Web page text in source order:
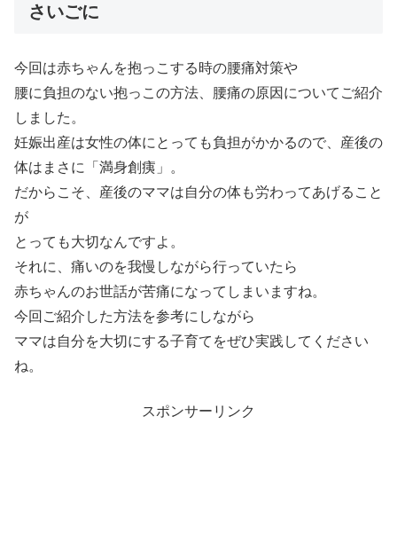
さいごに
今回は赤ちゃんを抱っこする時の腰痛対策や
腰に負担のない抱っこの方法、腰痛の原因についてご紹介
しました。
妊娠出産は女性の体にとっても負担がかかるので、産後の
体はまさに「満身創痍」。
だからこそ、産後のママは自分の体も労わってあげること
が
とっても大切なんですよ。
それに、痛いのを我慢しながら行っていたら
赤ちゃんのお世話が苦痛になってしまいますね。
今回ご紹介した方法を参考にしながら
ママは自分を大切にする子育てをぜひ実践してください
ね。
スポンサーリンク